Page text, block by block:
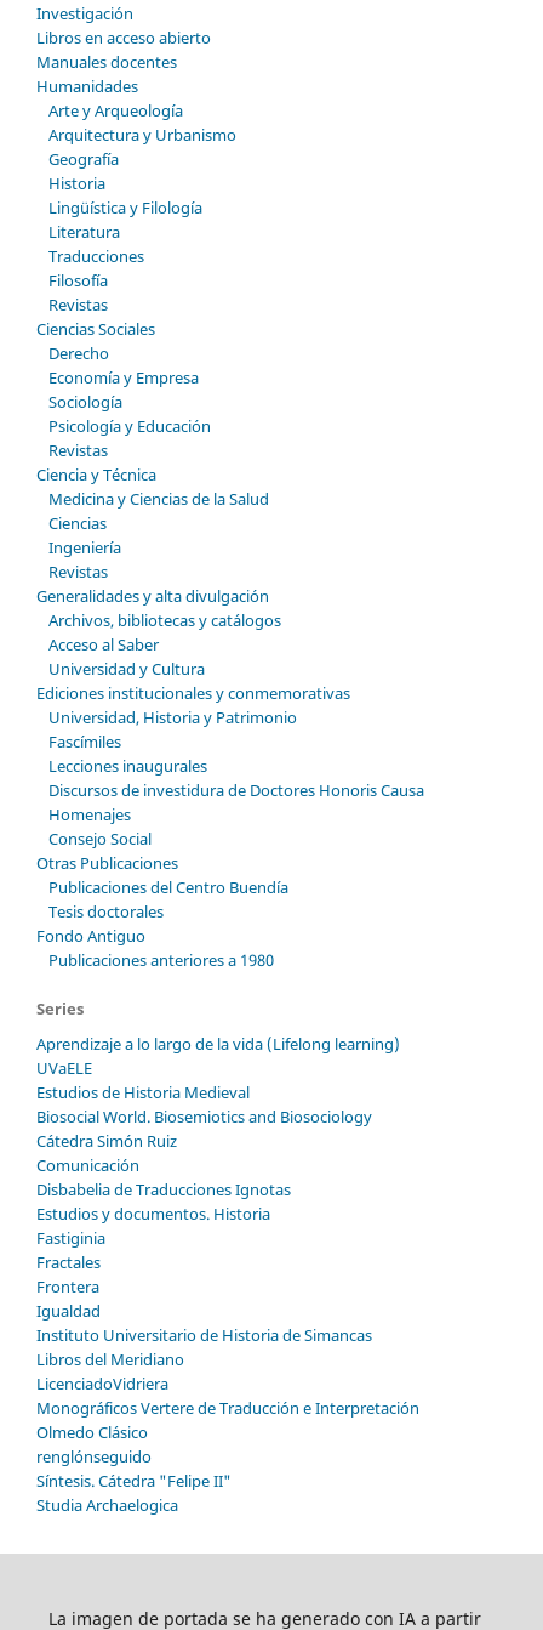
Investigación
Libros en acceso abierto
Manuales docentes
Humanidades
Arte y Arqueología
Arquitectura y Urbanismo
Geografía
Historia
Lingüística y Filología
Literatura
Traducciones
Filosofía
Revistas
Ciencias Sociales
Derecho
Economía y Empresa
Sociología
Psicología y Educación
Revistas
Ciencia y Técnica
Medicina y Ciencias de la Salud
Ciencias
Ingeniería
Revistas
Generalidades y alta divulgación
Archivos, bibliotecas y catálogos
Acceso al Saber
Universidad y Cultura
Ediciones institucionales y conmemorativas
Universidad, Historia y Patrimonio
Fascímiles
Lecciones inaugurales
Discursos de investidura de Doctores Honoris Causa
Homenajes
Consejo Social
Otras Publicaciones
Publicaciones del Centro Buendía
Tesis doctorales
Fondo Antiguo
Publicaciones anteriores a 1980
Series
Aprendizaje a lo largo de la vida (Lifelong learning)
UVaELE
Estudios de Historia Medieval
Biosocial World. Biosemiotics and Biosociology
Cátedra Simón Ruiz
Comunicación
Disbabelia de Traducciones Ignotas
Estudios y documentos. Historia
Fastiginia
Fractales
Frontera
Igualdad
Instituto Universitario de Historia de Simancas
Libros del Meridiano
LicenciadoVidriera
Monográficos Vertere de Traducción e Interpretación
Olmedo Clásico
renglónseguido
Síntesis. Cátedra "Felipe II"
Studia Archaelogica
La imagen de portada se ha generado con IA a partir